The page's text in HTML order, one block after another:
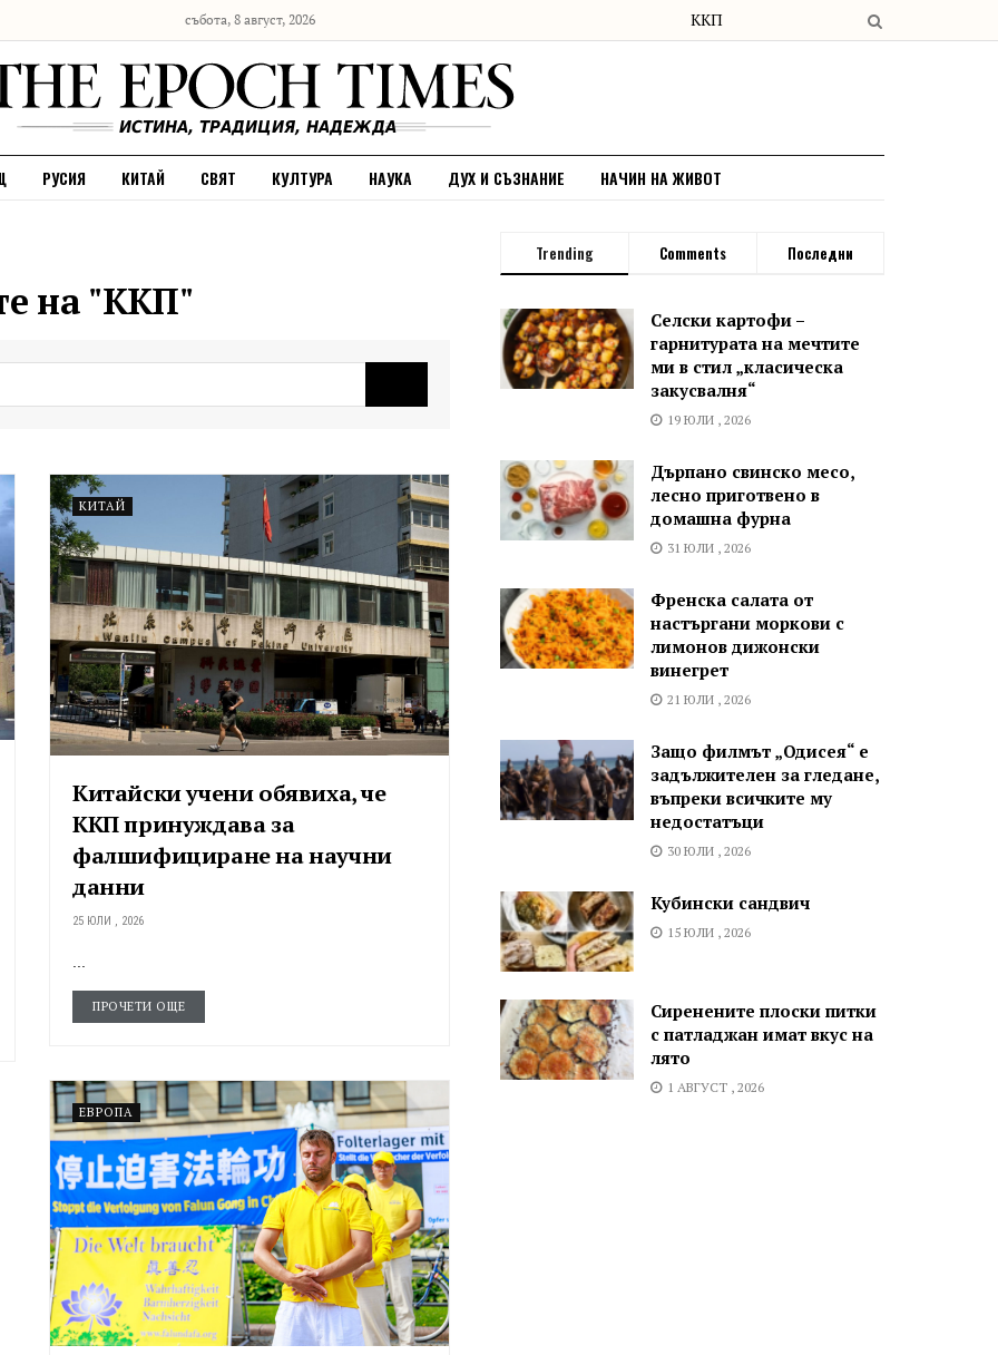
събота, 8 август, 2026
РУСИЯ КИТАЙ СВЯТ КУЛТУРА НАУКА ДУХ И СЪЗНАНИЕ НАЧИН НА ЖИВОТ
на "ККП"
КИТАЙ
Китайски учени обявиха, че
ККП принуждава за
фалшифициране на научни
данни
25 ЮЛИ , 2026
ПРОЧЕТИ ОЩЕ
ЕВРОПА
Trending Comments Последни
Селски картофи –
гарнитурата на мечтите
ми в стил „класическа
закусвалня“
19 ЮЛИ , 2026
Дърпано свинско месо,
лесно приготвено в
домашна фурна
31 ЮЛИ , 2026
Френска салата от
настъргани моркови с
лимонов дижонски
винегрет
21 ЮЛИ , 2026
Защо филмът „Одисея“ е
задължителен за гледане,
въпреки всичките му
недостатъци
30 ЮЛИ , 2026
Кубински сандвич
15 ЮЛИ , 2026
Сиренените плоски питки
с патладжан имат вкус на
лято
1 АВГУСТ , 2026